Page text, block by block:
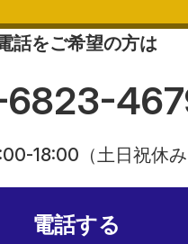
話をご希望の方は
18:00（土日祝休み
電話する